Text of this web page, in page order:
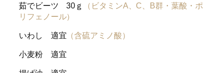
茹でビーツ 30ｇ
（ビタミンA、C、B群・葉酸・ポ
リフェノール）
いわし 適宜 （含硫アミノ酸）
小麦粉 適宜